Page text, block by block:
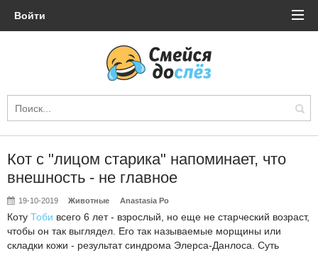
Войти
Кот с "лицом старика" напоминает, что
внешность - не главное
19-10-2019 Животные Anastasia Po
Коту Тоби всего 6 лет - взрослый, но еще не старческий возраст,
чтобы он так выглядел. Его так называемые морщины или
складки кожи - результат синдрома Элерса-Данлоса. Суть